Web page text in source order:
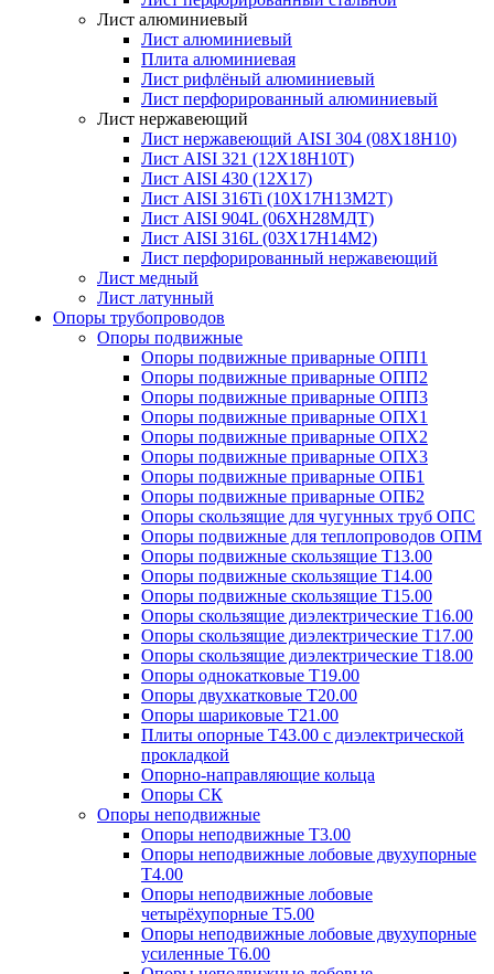
Лист алюминиевый
Лист алюминиевый
Плита алюминиевая
Лист рифлёный алюминиевый
Лист перфорированный алюминиевый
Лист нержавеющий
Лист нержавеющий AISI 304 (08Х18Н10)
Лист AISI 321 (12Х18Н10Т)
Лист AISI 430 (12Х17)
Лист AISI 316Ti (10Х17Н13М2Т)
Лист AISI 904L (06ХН28МДТ)
Лист AISI 316L (03Х17Н14М2)
Лист перфорированный нержавеющий
Лист медный
Лист латунный
Опоры трубопроводов
Опоры подвижные
Опоры подвижные приварные ОПП1
Опоры подвижные приварные ОПП2
Опоры подвижные приварные ОПП3
Опоры подвижные приварные ОПХ1
Опоры подвижные приварные ОПХ2
Опоры подвижные приварные ОПХ3
Опоры подвижные приварные ОПБ1
Опоры подвижные приварные ОПБ2
Опоры скользящие для чугунных труб ОПС
Опоры подвижные для теплопроводов ОПМ
Опоры подвижные скользящие Т13.00
Опоры подвижные скользящие Т14.00
Опоры подвижные скользящие Т15.00
Опоры скользящие диэлектрические Т16.00
Опоры скользящие диэлектрические Т17.00
Опоры скользящие диэлектрические Т18.00
Опоры однокатковые Т19.00
Опоры двухкатковые Т20.00
Опоры шариковые Т21.00
Плиты опорные Т43.00 с диэлектрической
прокладкой
Опорно-направляющие кольца
Опоры СК
Опоры неподвижные
Опоры неподвижные Т3.00
Опоры неподвижные лобовые двухупорные
Т4.00
Опоры неподвижные лобовые
четырёхупорные Т5.00
Опоры неподвижные лобовые двухупорные
усиленные Т6.00